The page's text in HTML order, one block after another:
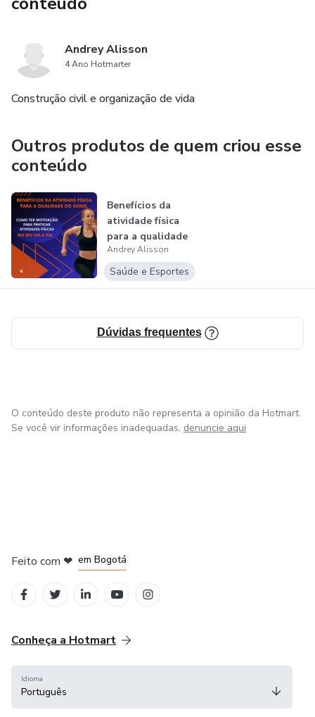
Andrey Alisson
4 Ano Hotmarter
Construção civil e organização de vida
Outros produtos de quem criou esse
conteúdo
Benefícios da
atividade física
para a qualidade
do sono.
Andrey Alisson
Saúde e Esportes
Dúvidas frequentes
O conteúdo deste produto não representa a opinião da Hotmart.
Se você vir informações inadequadas, denuncie aqui
Feito com ❤ em Bogotá
Conheça a Hotmart
Idioma
Português